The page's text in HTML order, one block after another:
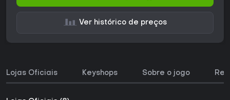
Ver histórico de preços
Lojas Oficiais Keyshops Sobre o jogo